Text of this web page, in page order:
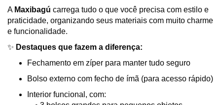
A Maxibagú carrega tudo o que você precisa com estilo e
praticidade, organizando seus materiais com muito charme
e funcionalidade.
✨ Destaques que fazem a diferença:
Fechamento em zíper para manter tudo seguro
Bolso externo com fecho de ímã (para acesso rápido)
Interior funcional, com: